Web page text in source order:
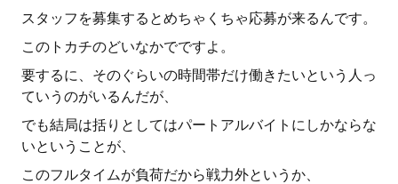
スタッフを募集するとめちゃくちゃ応募が来るんです。
このトカチのどいなかでですよ。
要するに、そのぐらいの時間帯だけ働きたいという人っ
ていうのがいるんだが、
でも結局は括りとしてはパートアルバイトにしかならな
いということが、
このフルタイムが負荷だから戦力外というか、